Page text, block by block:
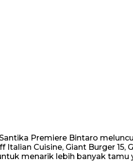
Premiere Bintaro
Cuisine, Giant Burger 15,
menarik lebih banyak